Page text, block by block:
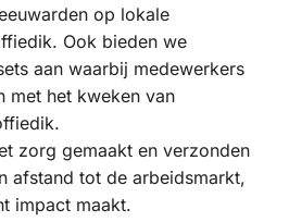
op lokale
Ook bieden we
aan waarbij medewerkers
met het kweken van
zorg gemaakt en verzonden
afstand tot de arbeidsmarkt,
impact maakt.